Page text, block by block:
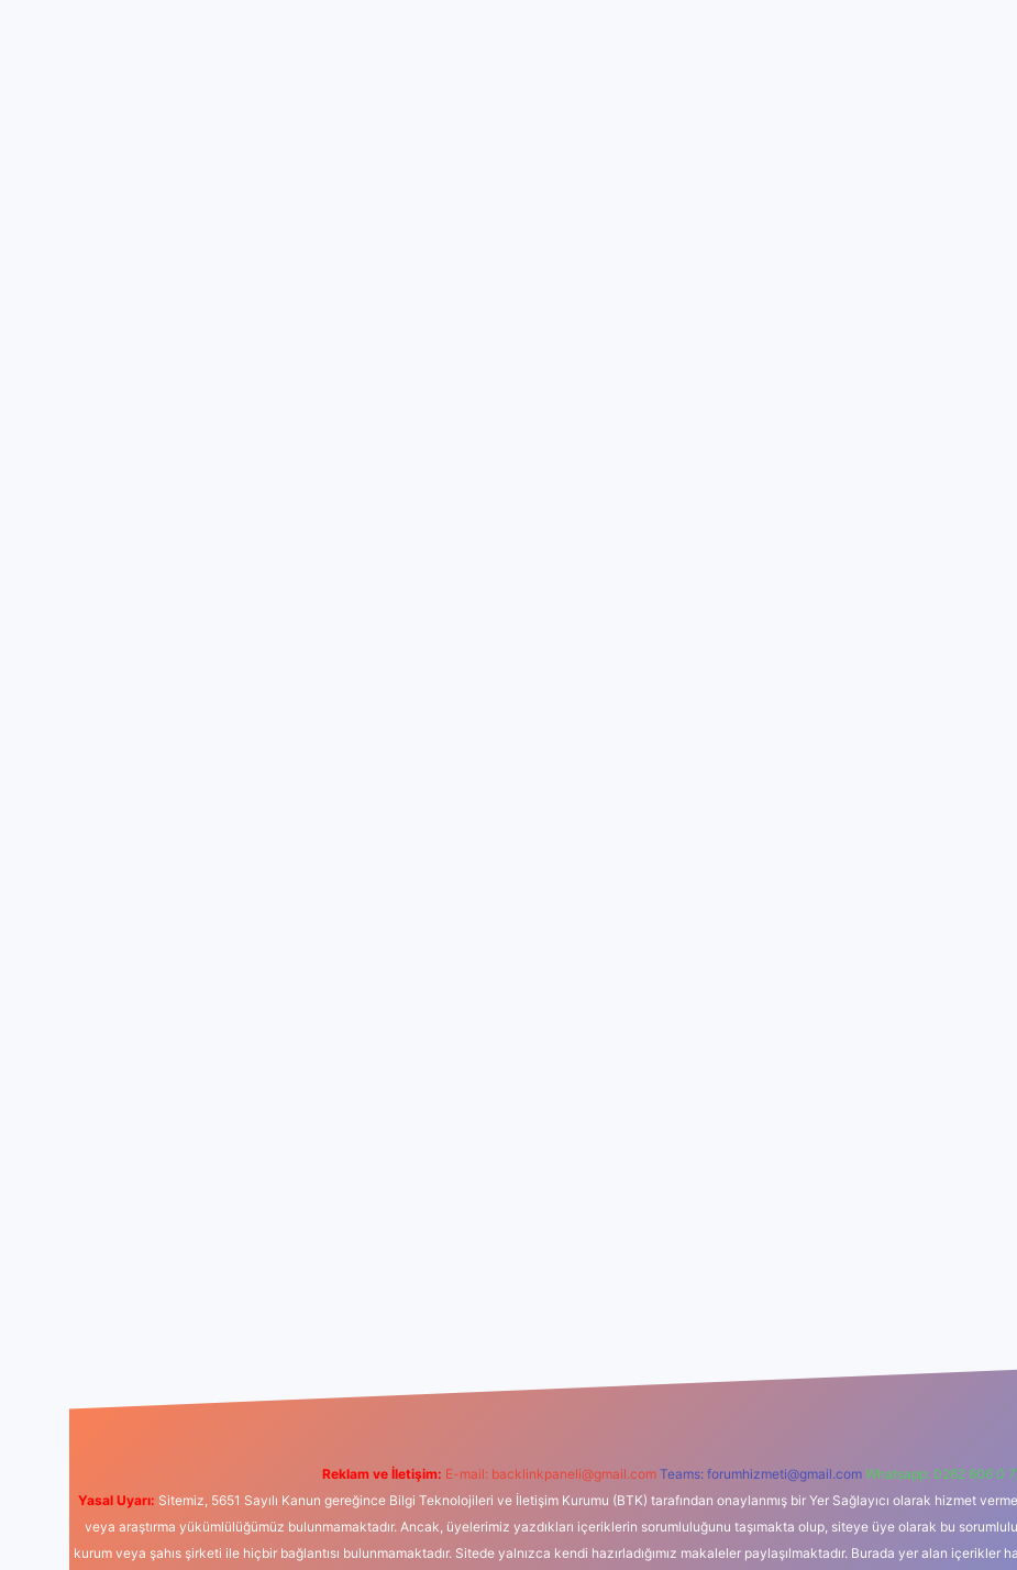
Reklam ve İletişim: E-mail: backlinkpaneli@gmail.com Teams: forumhizmeti@gmail.com Whatsapp: 0262 606 0
Yasal Uyarı: Sitemiz, 5651 Sayılı Kanun gereğince Bilgi Teknolojileri ve İletişim Kurumu (BTK) tarafından onaylanmış bir Yer Sağlayıcı olarak hizmet
veya araştırma yükümlülüğümüz bulunmamaktadır. Ancak, üyelerimiz yazdıkları içeriklerin sorumluluğunu taşımakta olup, siteye üye olarak bu
kurum veya şahıs şirketi ile hiçbir bağlantısı bulunmamaktadır. Sitede yalnızca kendi hazırladığımız makaleler paylaşılmaktadır. Burada yer alan